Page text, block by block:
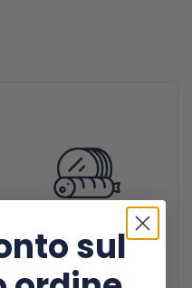
Charcuterie
sul